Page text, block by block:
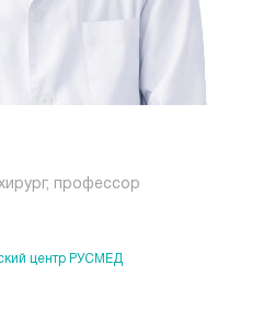
профессор
центр РУСМЕД